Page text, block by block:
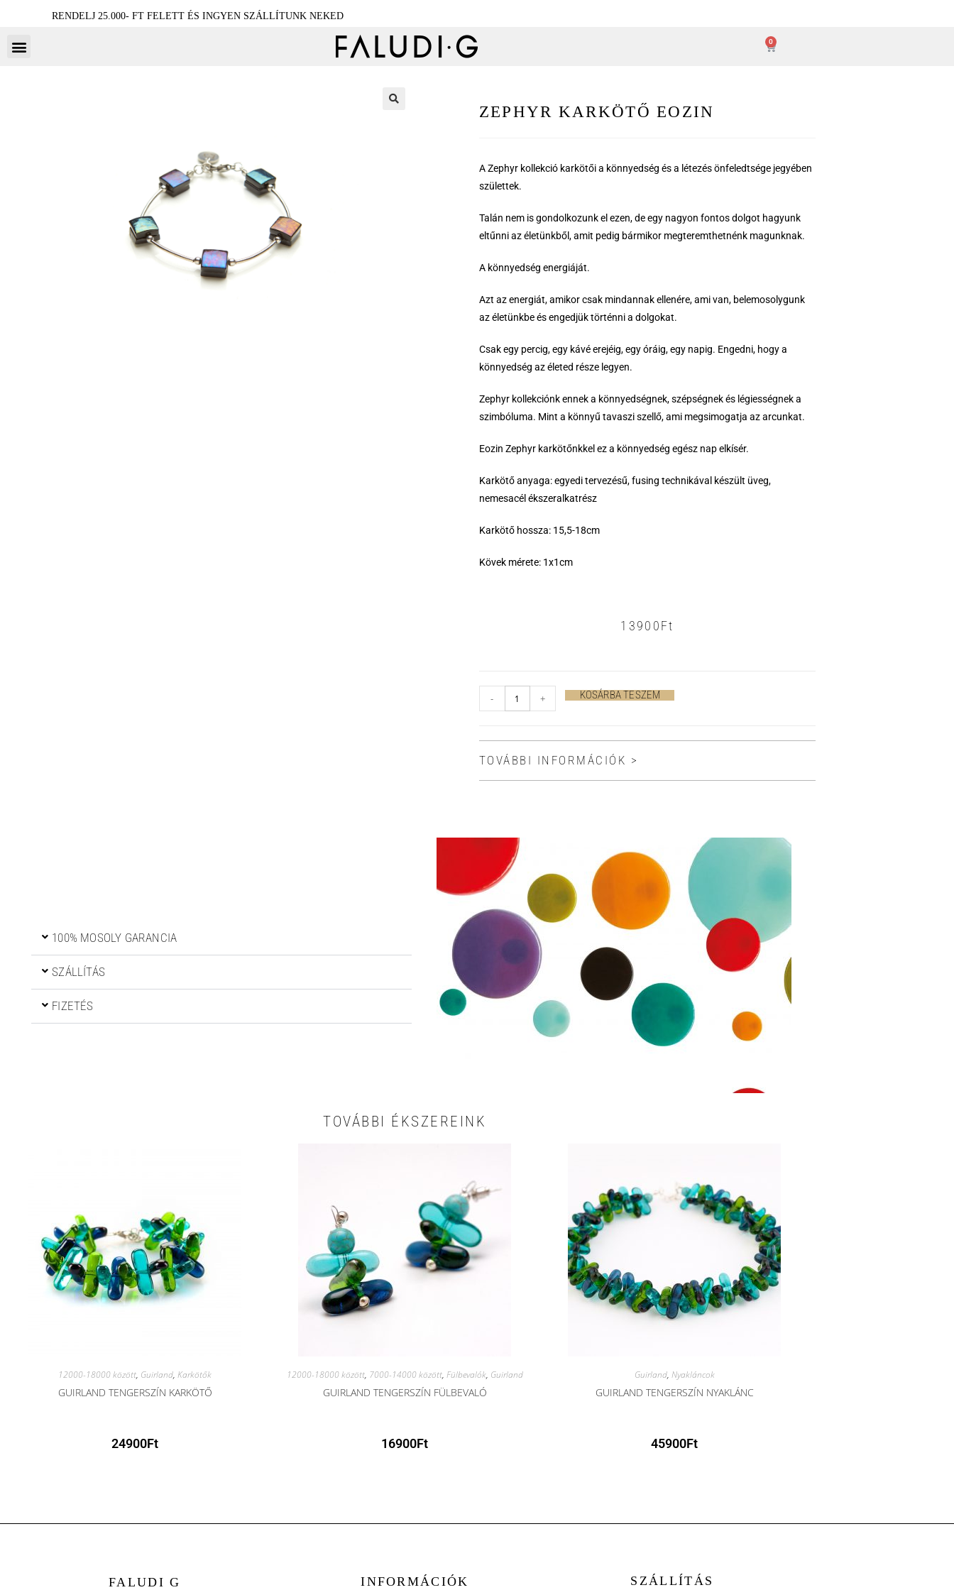
RENDELJ 25.000- FT FELETT ÉS INGYEN SZÁLLÍTUNK NEKED
0
ZEPHYR KARKÖTŐ EOZIN
A Zephyr kollekció karkötői a könnyedség és a létezés önfeledtsége jegyében
születtek.
Talán nem is gondolkozunk el ezen, de egy nagyon fontos dolgot hagyunk
eltűnni az életünkből, amit pedig bármikor megteremthetnénk magunknak.
A könnyedség energiáját.
Azt az energiát, amikor csak mindannak ellenére, ami van, belemosolygunk
az életünkbe és engedjük történni a dolgokat.
Csak egy percig, egy kávé erejéig, egy óráig, egy napig. Engedni, hogy a
könnyedség az életed része legyen.
Zephyr kollekciónk ennek a könnyedségnek, szépségnek és légiességnek a
szimbóluma. Mint a könnyű tavaszi szellő, ami megsimogatja az arcunkat.
Eozin Zephyr karkötőnkkel ez a könnyedség egész nap elkísér.
Karkötő anyaga: egyedi tervezésű, fusing technikával készült üveg,
nemesacél ékszeralkatrész
Karkötő hossza: 15,5-18cm
Kövek mérete: 1x1cm
13900Ft
- + KOSÁRBA TESZEM
TOVÁBBI INFORMÁCIÓK >
100% MOSOLY GARANCIA
SZÁLLÍTÁS
FIZETÉS
TOVÁBBI ÉKSZEREINK
12000-18000 között, Guirland, Karkötők
GUIRLAND TENGERSZÍN KARKÖTŐ
24900Ft
12000-18000 között, 7000-14000 között, Fülbevalók, Guirland
GUIRLAND TENGERSZÍN FÜLBEVALÓ
16900Ft
Guirland, Nyakláncok
GUIRLAND TENGERSZÍN NYAKLÁNC
45900Ft
FALUDI G INFORMÁCIÓK SZÁLLÍTÁS